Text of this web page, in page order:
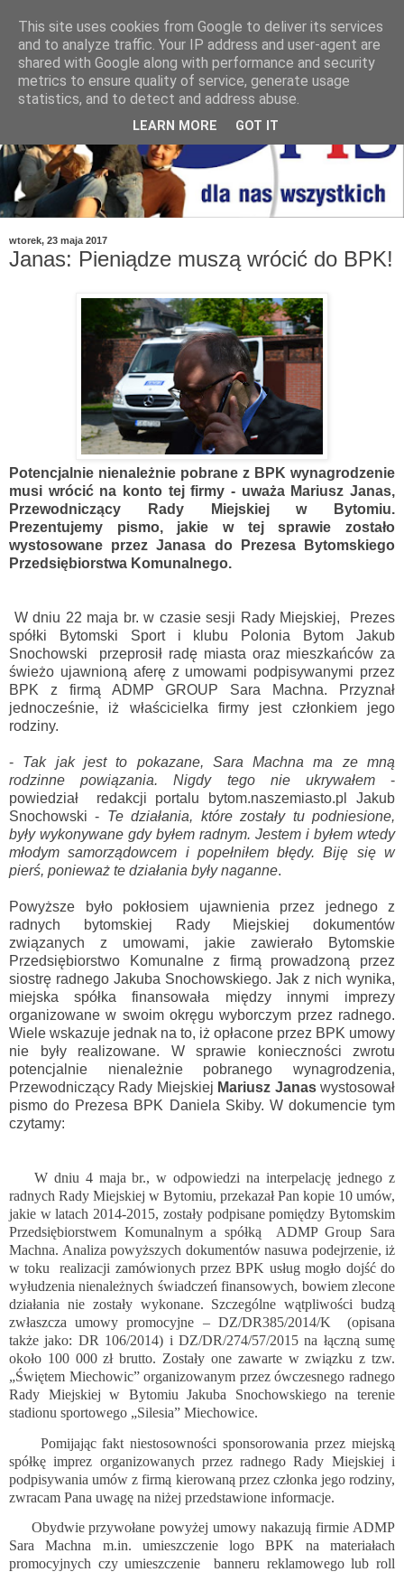
wtorek, 23 maja 2017
Janas: Pieniądze muszą wrócić do BPK!
Potencjalnie nienależnie pobrane z BPK wynagrodzenie
musi wrócić na konto tej firmy - uważa Mariusz Janas,
Przewodniczący Rady Miejskiej w Bytomiu.
Prezentujemy pismo, jakie w tej sprawie zostało
wystosowane przez Janasa do Prezesa Bytomskiego
Przedsiębiorstwa Komunalnego.
W dniu 22 maja br. w czasie sesji Rady Miejskiej, Prezes
spółki Bytomski Sport i klubu Polonia Bytom Jakub
Snochowski przeprosił radę miasta oraz mieszkańców za
świeżo ujawnioną aferę z umowami podpisywanymi przez
BPK z firmą ADMP GROUP Sara Machna. Przyznał
jednocześnie, iż właścicielka firmy jest członkiem jego
rodziny.
- Tak jak jest to pokazane, Sara Machna ma ze mną
rodzinne powiązania. Nigdy tego nie ukrywałem-
powiedział redakcji portalu bytom.naszemiasto.pl Jakub
Snochowski - Te działania, które zostały tu podniesione,
były wykonywane gdy byłem radnym. Jestem i byłem wtedy
młodym samorządowcem i popełniłem błędy. Biję się w
pierś, ponieważ te działania były naganne.
Powyższe było pokłosiem ujawnienia przez jednego z
radnych bytomskiej Rady Miejskiej dokumentów
związanych z umowami, jakie zawierało Bytomskie
Przedsiębiorstwo Komunalne z firmą prowadzoną przez
siostrę radnego Jakuba Snochowskiego. Jak z nich wynika,
miejska spółka finansowała między innymi imprezy
organizowane w swoim okręgu wyborczym przez radnego.
Wiele wskazuje jednak na to, iż opłacone przez BPK umowy
nie były realizowane. W sprawie konieczności zwrotu
potencjalnie nienależnie pobranego wynagrodzenia,
Przewodniczący Rady Miejskiej Mariusz Janaswystosował
pismo do Prezesa BPK Daniela Skiby. W dokumencie tym
czytamy:
W dniu 4 maja br., w odpowiedzi na interpelację jednego z
radnych Rady Miejskiej w Bytomiu, przekazał Pan kopie 10 umów,
jakie w latach 2014-2015, zostały podpisane pomiędzy Bytomskim
Przedsiębiorstwem Komunalnym a spółką
ADMP Group Sara
Machna. Analiza powyższych dokumentów nasuwa podejrzenie, iż
w toku
realizacji zamówionych przez BPK usług mogło dojść do
wyłudzenia nienależnych świadczeń finansowych, bowiem zlecone
działania nie zostały wykonane. Szczególne wątpliwości budzą
zwłaszcza umowy promocyjne – DZ/DR385/2014/K
(opisana
także jako: DR 106/2014) i DZ/DR/274/57/2015 na łączną sumę
około 100 000 zł brutto. Zostały one zawarte w związku z tzw.
„Świętem Miechowic” organizowanym przez ówczesnego radnego
Rady Miejskiej w Bytomiu Jakuba Snochowskiego na terenie
stadionu sportowego „Silesia” Miechowice.
Pomijając fakt niestosowności sponsorowania przez miejską
spółkę imprez organizowanych przez radnego Rady Miejskiej i
podpisywania umów z firmą kierowaną przez członka jego rodziny,
zwracam Pana uwagę na niżej przedstawione informacje.
Obydwie przywołane powyżej umowy nakazują firmie ADMP
Sara Machna m.in. umieszczenie logo BPK na materiałach
promocyjnych czy umieszczenie
banneru reklamowego lub roll
This site uses cookies from Google to deliver its services
and to analyze traffic. Your IP address and user-agent are
shared with Google along with performance and security
metrics to ensure quality of service, generate usage
statistics, and to detect and address abuse.
LEARN MORE GOT IT